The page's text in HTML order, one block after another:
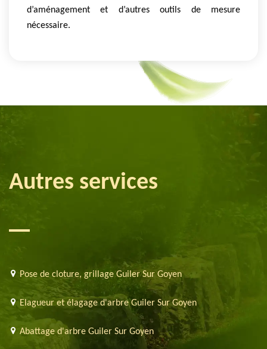
d’aménagement et d’autres outils de mesure
nécessaire.
Autres services
Pose de cloture, grillage Guiler Sur Goyen
Elagueur et élagage d'arbre Guiler Sur Goyen
Abattage d'arbre Guiler Sur Goyen